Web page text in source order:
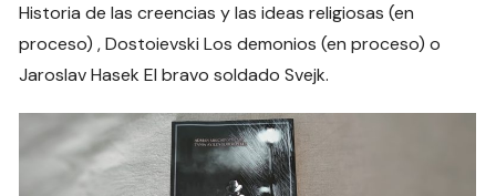
Historia de las creencias y las ideas religiosas (en
proceso) , Dostoievski Los demonios (en proceso) o
Jaroslav Hasek El bravo soldado Svejk.